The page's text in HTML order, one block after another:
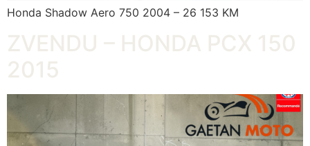
Honda Shadow Aero 750 2004 – 26 153 KM
ZVENDU – HONDA PCX 150
2015